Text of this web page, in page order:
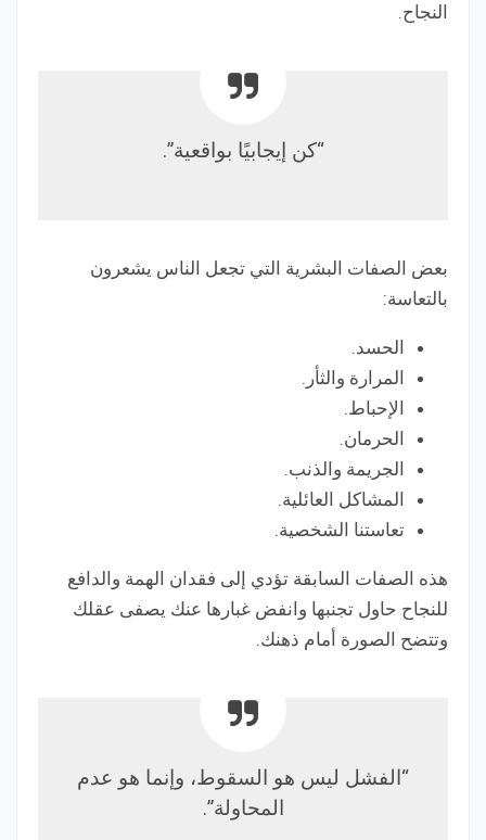
النجاح.
“كن إيجابيًا بواقعية”.
بعض الصفات البشرية التي تجعل الناس يشعرون
بالتعاسة:
الحسد.
المرارة والثأر.
الإحباط.
الحرمان.
الجريمة والذنب.
المشاكل العائلية.
تعاستنا الشخصية.
هذه الصفات السابقة تؤدي إلى فقدان الهمة والدافع
للنجاح حاول تجنبها وانفض غبارها عنك يصفى عقلك
وتتضح الصورة أمام ذهنك.
“الفشل ليس هو السقوط، وإنما هو عدم
المحاولة”.